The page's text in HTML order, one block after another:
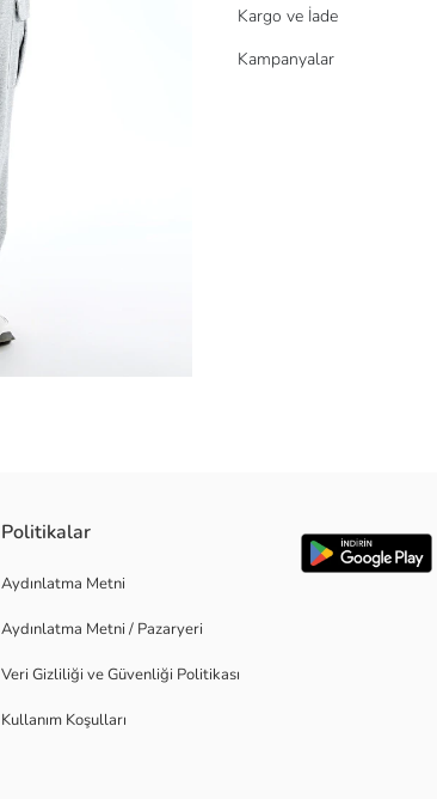
Kargo ve İade
Kampanyalar
Politikalar
Aydınlatma Metni
Aydınlatma Metni / Pazaryeri
Veri Gizliliği ve Güvenliği Politikası
Kullanım Koşulları